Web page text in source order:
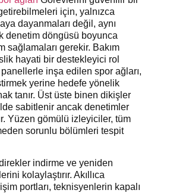
için, yalnızca
dayanmaları değil, aynı
denetim döngüsü boyunca
sağlamaları gerekir. Bakım
hayati bir destekleyici rol
inşa edilen spor ağları,
yerine hedefe yönelik
tanır. Üst üste binen dikişler
sabitlenir ancak denetimler
Yüzen gömülü izleyiciler, tüm
sorunlu bölümleri tespit
indirme ve yeniden
kolaylaştırır. Akıllıca
portları, teknisyenlerin kapalı